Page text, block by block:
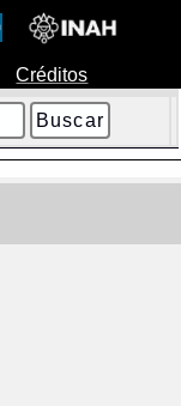
Créditos